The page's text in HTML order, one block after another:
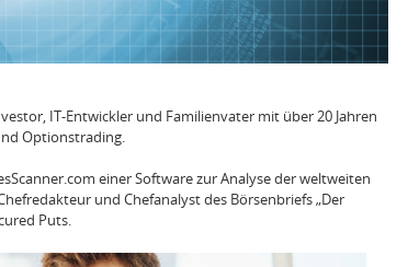
IT-Entwickler und Familienvater mit über 20 Jahren
Optionstrading.
einer Software zur Analyse der weltweiten
und Chefanalyst des Börsenbriefs „Der
Puts.